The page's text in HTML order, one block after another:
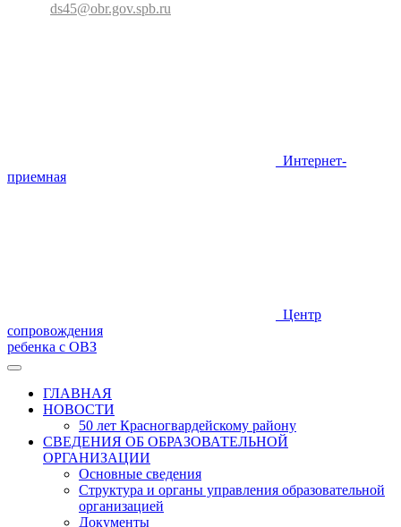
ds45@obr.gov.spb.ru
Интернет-
приемная
Центр
сопровождения
ребенка с ОВЗ
ГЛАВНАЯ
НОВОСТИ
50 лет Красногвардейскому району
СВЕДЕНИЯ ОБ ОБРАЗОВАТЕЛЬНОЙ
ОРГАНИЗАЦИИ
Основные сведения
Структура и органы управления образовательной
организацией
Документы